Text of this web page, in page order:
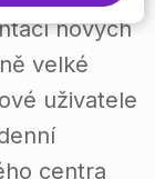
nových
velké
uživatele
centra